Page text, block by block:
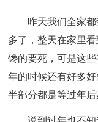
昨天我们全家
多了，整天在家里
馋的要死，可是这
年的时候还有好多
半部分都是等过年后